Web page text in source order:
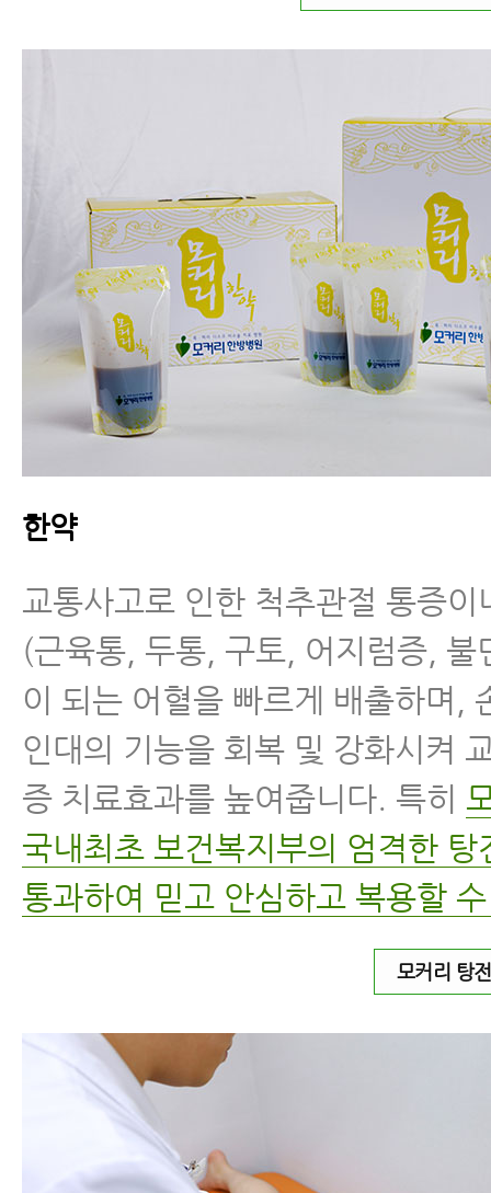
한약
교통사고로 인한 척추관절 통증이
(근육통, 두통, 구토, 어지럼증, 불
이 되는 어혈을 빠르게 배출하며,
인대의 기능을 회복 및 강화시켜
증 치료효과를 높여줍니다. 특히
국내최초 보건복지부의 엄격한 탕
통과하여 믿고 안심하고 복용할
모커리 탕